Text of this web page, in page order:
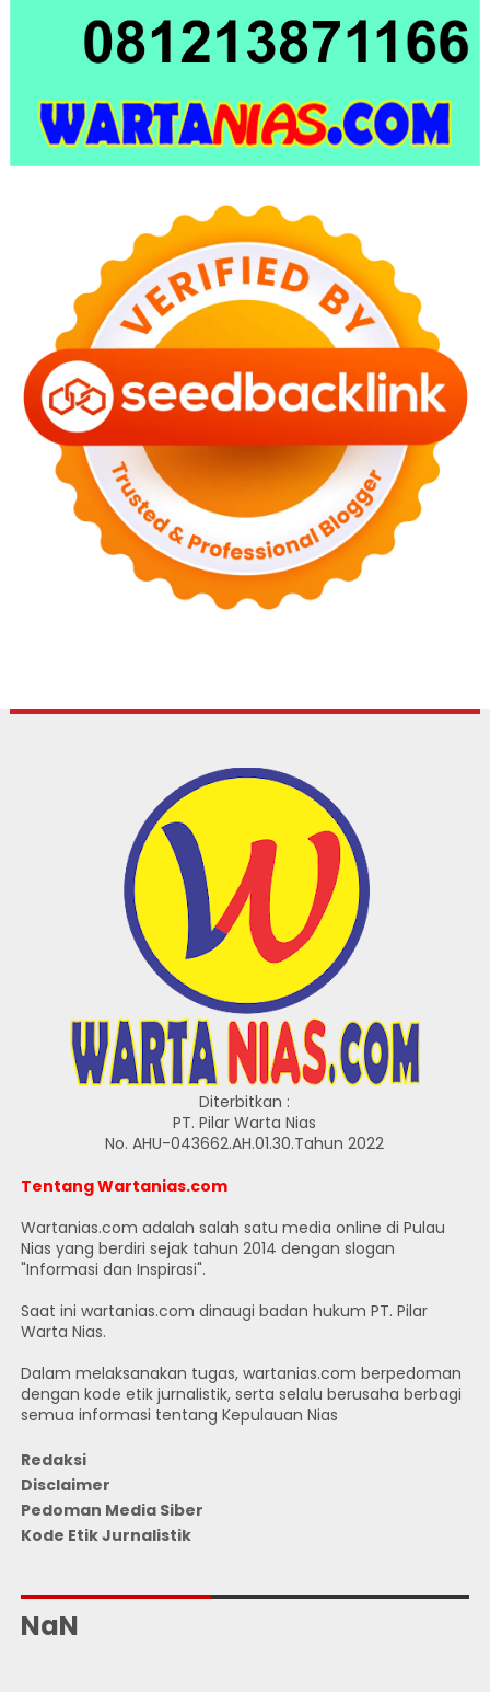
Diterbitkan :
PT. Pilar Warta Nias
No. AHU-043662.AH.01.30.Tahun 2022
Tentang Wartanias.com
Wartanias.com adalah salah satu media online di Pulau
Nias yang berdiri sejak tahun 2014 dengan slogan
"Informasi dan Inspirasi".
Saat ini wartanias.com dinaugi badan hukum PT. Pilar
Warta Nias.
Dalam melaksanakan tugas, wartanias.com berpedoman
dengan kode etik jurnalistik, serta selalu berusaha berbagi
semua informasi tentang Kepulauan Nias
Redaksi
Disclaimer
Pedoman Media Siber
Kode Etik Jurnalistik
NaN